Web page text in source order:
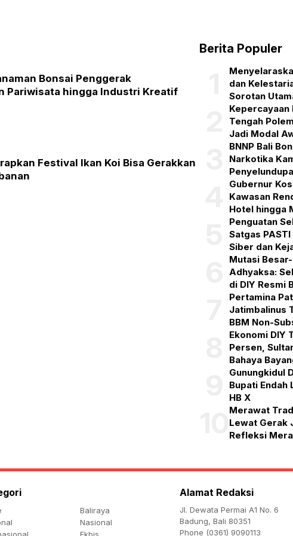
Bonsai Penggerak
Pariwisata hingga Industri Kreatif
Festival Ikan Koi Bisa Gerakkan
Berita Populer
dan
Sorotan
Bali
Kepercayaan
Tengah
Jadi Modal
Baru
BNNP Bali
Narkotika
Bekas
Gubernur
Kawasan
Hotel hingga
PLTS Atap
Penguatan
Satgas
Siber dan
Lintas
Mutasi
Adhyaksa:
di DIY Resmi
Pertamina
Jatimbalinus
BBM Non-
2026
Ekonomi DIY
Persen,
Bahaya
Gunungkidul
Bupati Endah
HB X
Merawat
Lewat Gerak
Refleksi
Baliraya
Nasional
Alamat Redaksi
Jl. Dewata Permai A1 No. 6
Badung, Bali 80351
Phone (0361) 9090113